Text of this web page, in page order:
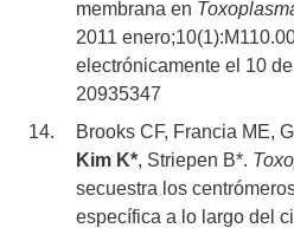
membrana en
2011
electrónicamente el 10
20935347
Brooks CF, Francia ME,
Kim K*, Striepen B*.
secuestra los
específica a lo largo del